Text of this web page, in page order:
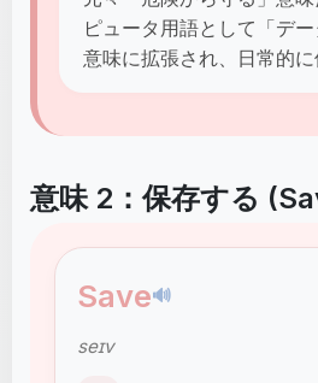
ピュータ用語として「デー
意味に拡張され、日常的に
意味 2：保存する
Save🔊
seɪv